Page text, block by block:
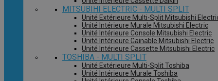
MITSUBIHI ELECTRIC - MULTI SPLIT
Unité Extérieure Multi-Split Mitsubishi
Unité Intérieure Murale Mitsubishi Electric
Unité Intérieure Console Mitsubishi Electric
Unité Intérieure Gainable Mitsubishi Electric
Unité Intérieure Cassette Mitsubishi Electric
TOSHIBA - MULTI SPLIT
Unité Extérieure Multi-Split Toshiba
Unité Intérieure Murale Toshiba